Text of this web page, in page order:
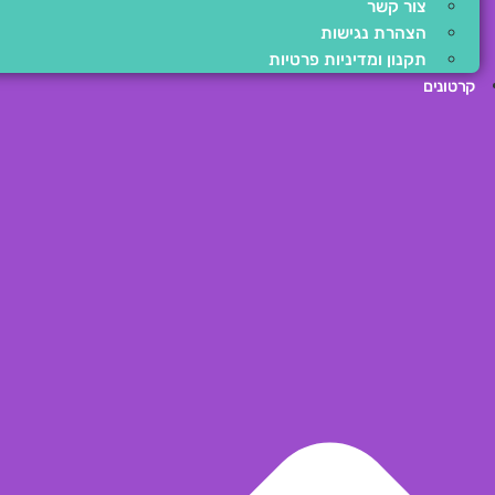
צור קשר
הצהרת נגישות
תקנון ומדיניות פרטיות
קרטונים